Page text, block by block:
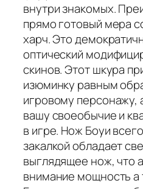
внутри знакомых.
прямо готовый мера
харч. Это
оптический
скинов. Этот шкура
изюминку равным
игровому персонажу,
вашу своеобычие и
в игре. Нож Боуи
закалкой обладает
выглядящее нож, что
внимание мощность